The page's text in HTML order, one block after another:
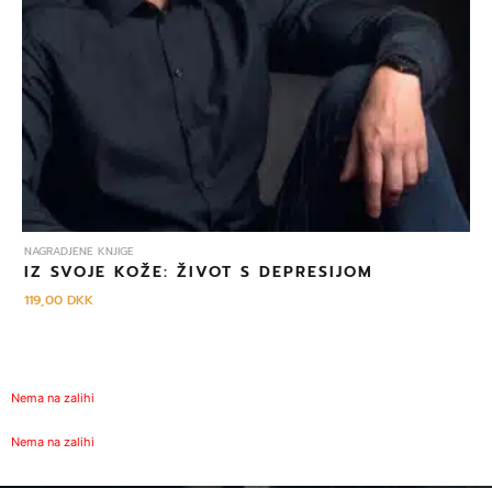
NAGRADJENE KNJIGE
IZ SVOJE KOŽE: ŽIVOT S DEPRESIJOM
119,00DKK
Nema na zalihi
Nema na zalihi